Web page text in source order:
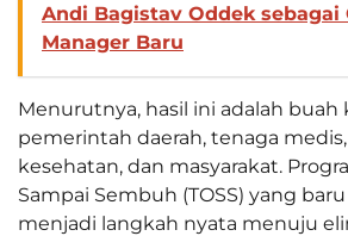
Andi Bagistav Oddek sebagai
Manager Baru
Menurutnya, hasil ini adalah buah
pemerintah daerah, tenaga
kesehatan, dan masyarakat.
Sampai Sembuh (TOSS) yang
menjadi langkah nyata menuju